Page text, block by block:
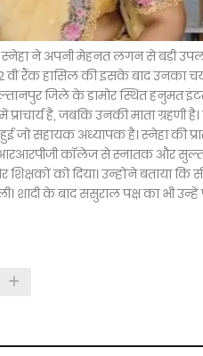
ने अपनी मेहनत लगन से बड़ी
वीं रैंक हासिल की इसके बाद उनका
जिले के डामोर स्थित हनुमत
है, जबकि उनकी माता ग्रहणी
जो सहायक अध्यापक है। स्नेहा की
आरआरपीजी कॉलेज से स्नातक और
शिक्षकों को दिया। उन्होंने बताया
के बाद ससुराल पक्ष का भी उन्हें